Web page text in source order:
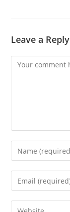
Leave a Reply